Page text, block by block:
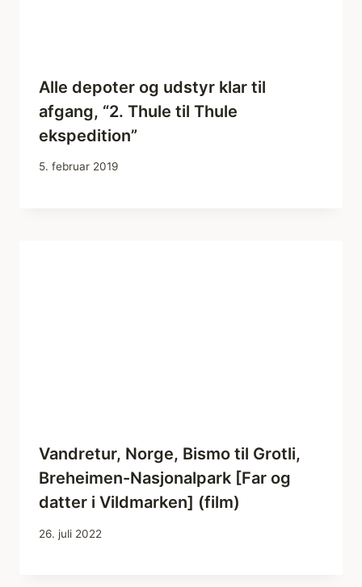
Alle depoter og udstyr klar til
afgang, “2. Thule til Thule
ekspedition”
5. februar 2019
Vandretur, Norge, Bismo til Grotli,
Breheimen-Nasjonalpark [Far og
datter i Vildmarken] (film)
26. juli 2022